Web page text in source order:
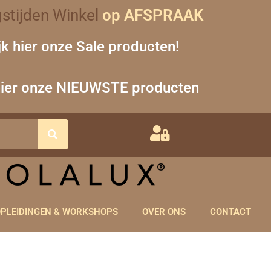
Winkel op AFSPRAAK
hier onze Sale producten!
onze NIEUWSTE producten
& WORKSHOPS OVER ONS CONTACT